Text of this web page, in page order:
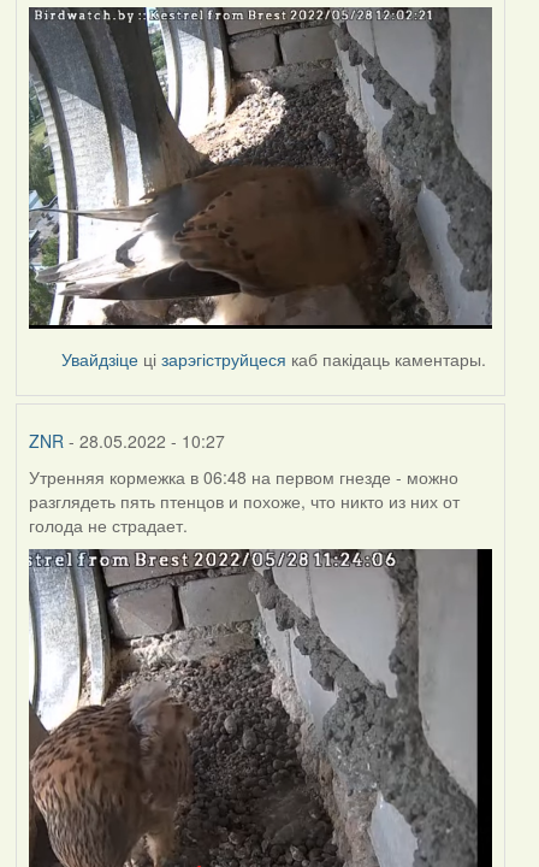
Увайдзіце цізарэгіструйцеся каб пакідаць каментары.
ZNR - 28.05.2022 - 10:27
Утренняя кормежка в 06:48 на первом гнезде - можно
разглядеть пять птенцов и похоже, что никто из них от
голода не страдает.